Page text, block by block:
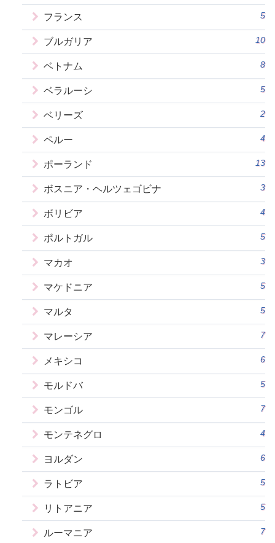
フランス 5
ブルガリア 10
ベトナム 8
ベラルーシ 5
ベリーズ 2
ペルー 4
ポーランド 13
ボスニア・ヘルツェゴビナ 3
ボリビア 4
ポルトガル 5
マカオ 3
マケドニア 5
マルタ 5
マレーシア 7
メキシコ 6
モルドバ 5
モンゴル 7
モンテネグロ 4
ヨルダン 6
ラトビア 5
リトアニア 5
ルーマニア 7